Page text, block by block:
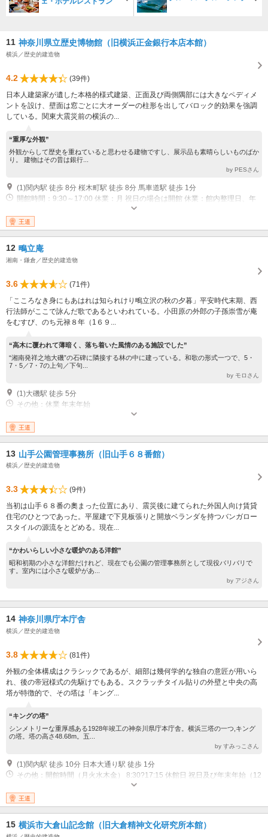
11 神奈川県立歴史博物館（旧横浜正金銀行本店本館）
横浜／歴史的建造物
4.2
(39件)
日本人建築家が遺した本格的様式建築、正面及び両側隅部には大きなペディメ
ントを設け、壁面は窓ごとに大オーダーの柱形を出してバロック的効果を強調
している。関東大震災前の横浜の...
“重厚な外観”
外観からして歴史を重ねていると思わせる建物ですし、展示品も素晴らしいものばか
り。 建物はその昔は銀行...
by PESさん
(1)関内駅 徒歩 8分 桜木町駅 徒歩 8分 馬車道駅 徒歩 1分
開館時間：9:30～17:00 休業：月 祝日の場合は開館 休業：館内整理日、年
王道
12 鴫立庵
湘南・鎌倉／歴史的建造物
3.6
(71件)
「こころなき身にもあはれは知られけり鴫立沢の秋の夕暮」平安時代末期、西
行法師がここで詠んだ歌であるといわれている。小田原の外郎の子孫崇雪が庵
をむすび、のち元禄８年（1６９...
“高木に覆われて薄暗く、落ち着いた風情のある施設でした”
“湘南発祥之地大磯”の石碑に隣接する林の中に建っている。和歌の形式一つで、5・
7・5／7・7の上句／下句...
by モロさん
(1)大磯駅 徒歩 5分
その他：休業 年末年始
王道
13 山手公園管理事務所（旧山手６８番館）
横浜／歴史的建造物
3.3
(9件)
当初は山手６８番の奧まった位置にあり、震災後に建てられた外国人向け賃貸
住宅のひとつであった。平屋建で下見板張りと開放ベランダを持つバンガロー
スタイルの源流をとどめる。現在...
“かわいらしい小さな暖炉のある洋館”
昭和初期の小さな洋館だけれど、現在でも公園の管理事務所として現役バリバリで
す。室内には小さな暖炉があ...
by アジさん
14 神奈川県庁本庁舎
横浜／歴史的建造物
3.8
(81件)
外観の全体構成はクラシックであるが、細部は幾何学的な独自の意匠が用いら
れ、後の帝冠様式の先駆けでもある。スクラッチタイル貼りの外壁と中央の高
塔が特徴的で、その塔は「キング...
“キングの塔”
シンメトリーな重厚感ある1928年竣工の神奈川県庁本庁舎。横浜三塔の一つ,キング
の塔。塔の高さ48.68m。五...
by すみっこさん
(1)関内駅 徒歩 10分 日本大通り駅 徒歩 1分
その他：開館時間（月火水木金） 8:30?17:15 休館日 祝日及び年末年始（12
王道
15 横浜市大倉山記念館（旧大倉精神文化研究所本館）